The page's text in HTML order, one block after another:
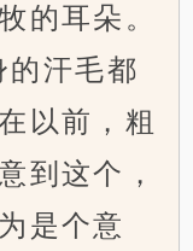
的耳朵。
汗毛都
以前，粗
到这个，
是个意